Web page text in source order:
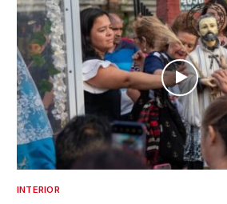
INTERIOR